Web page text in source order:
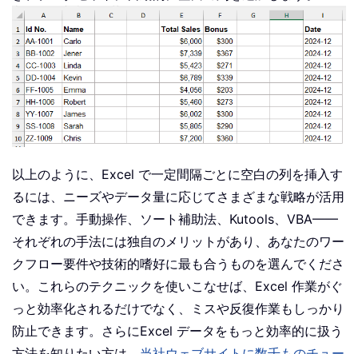
以上のように、Excel で一定間隔ごとに空白の列を挿入す
るには、ニーズやデータ量に応じてさまざまな戦略が活用
できます。手動操作、ソート補助法、Kutools、VBA——
それぞれの手法には独自のメリットがあり、あなたのワー
クフロー要件や技術的嗜好に最も合うものを選んでくださ
い。これらのテクニックを使いこなせば、Excel 作業がぐ
っと効率化されるだけでなく、ミスや反復作業もしっかり
防止できます。さらにExcel データをもっと効率的に扱う